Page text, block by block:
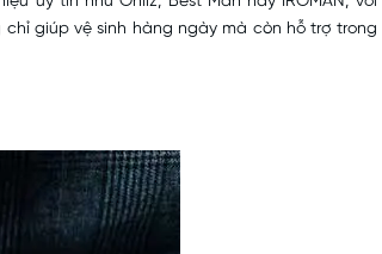
giúp vệ sinh hàng ngày mà còn hỗ trợ trong